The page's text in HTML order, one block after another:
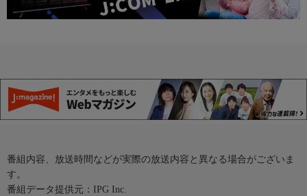
番組内容、放送時間などが実際の放送内容と異なる場合がございま
す。
番組データ提供元：IPG Inc.